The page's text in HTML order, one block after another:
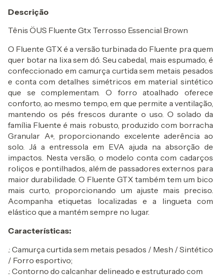
Descrição
Tênis ÖUS Fluente Gtx Terrosso Essencial Brown
O Fluente GTX é a versão turbinada do Fluente pra quem
quer botar na lixa sem dó. Seu cabedal, mais espumado, é
confeccionado em camurça curtida sem metais pesados
e conta com detalhes simétricos em material sintético
que se complementam. O forro atoalhado oferece
conforto, ao mesmo tempo, em que permite a ventilação,
mantendo os pés frescos durante o uso. O solado da
família Fluente é mais robusto, produzido com borracha
Granular A+, proporcionando excelente aderência ao
solo. Já a entressola em EVA ajuda na absorção de
impactos. Nesta versão, o modelo conta com cadarços
roliços e pontilhados, além de passadores externos para
maior durabilidade. O Fluente GTX também tem um bico
mais curto, proporcionando um ajuste mais preciso.
Acompanha etiquetas localizadas e a lingueta com
elástico que a mantém sempre no lugar.
Características:
.: Camurça curtida sem metais pesados / Mesh / Sintético
/ Forro esportivo;
.: Contorno do calcanhar delineado e estruturado com